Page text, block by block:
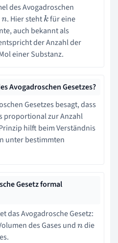
des Avogadroschen
. Hier stehtkfür eine
auch bekannt als
der Anzahl der
einer Substanz.
Avogadroschen Gesetzes?
Gesetzes besagt, dass
proportional zur Anzahl
hilft beim Verständnis
unter bestimmten
Gesetz formal
das Avogadrosche Gesetz:
des Gases undndie